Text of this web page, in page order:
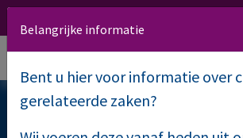
Belangrijke informatie
Bent u hier voor informatie over
gerelateerde zaken?